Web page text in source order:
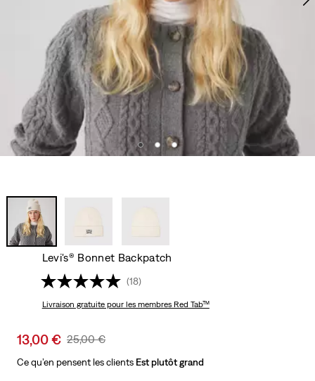
Levi's® Bonnet Backpatch
(18)
Livraison gratuitepour les membres Red Tab™
Sale
is
13,00 € Original
Was
25,00 €
Ce qu’en pensent les clients Est plutôt grand